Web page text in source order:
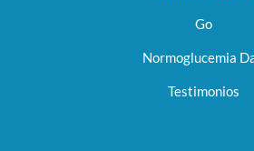
Go
Normoglucemia
Testimonios